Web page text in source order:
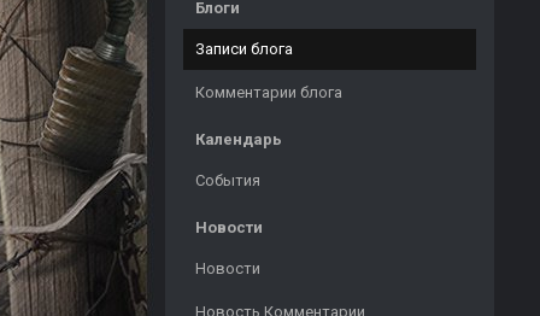
Блоги
Записи блога
Комментарии блога
Календарь
События
Новости
Новости
Новость Комментарии